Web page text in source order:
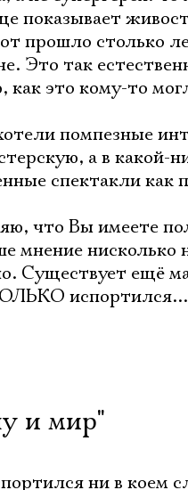
показывает
прошло столько
Это так
это кому-то
помпезные
а в
спектакли
что Вы имеете
мнение
Существует ещё
испортился...
и мир"
ни в коем